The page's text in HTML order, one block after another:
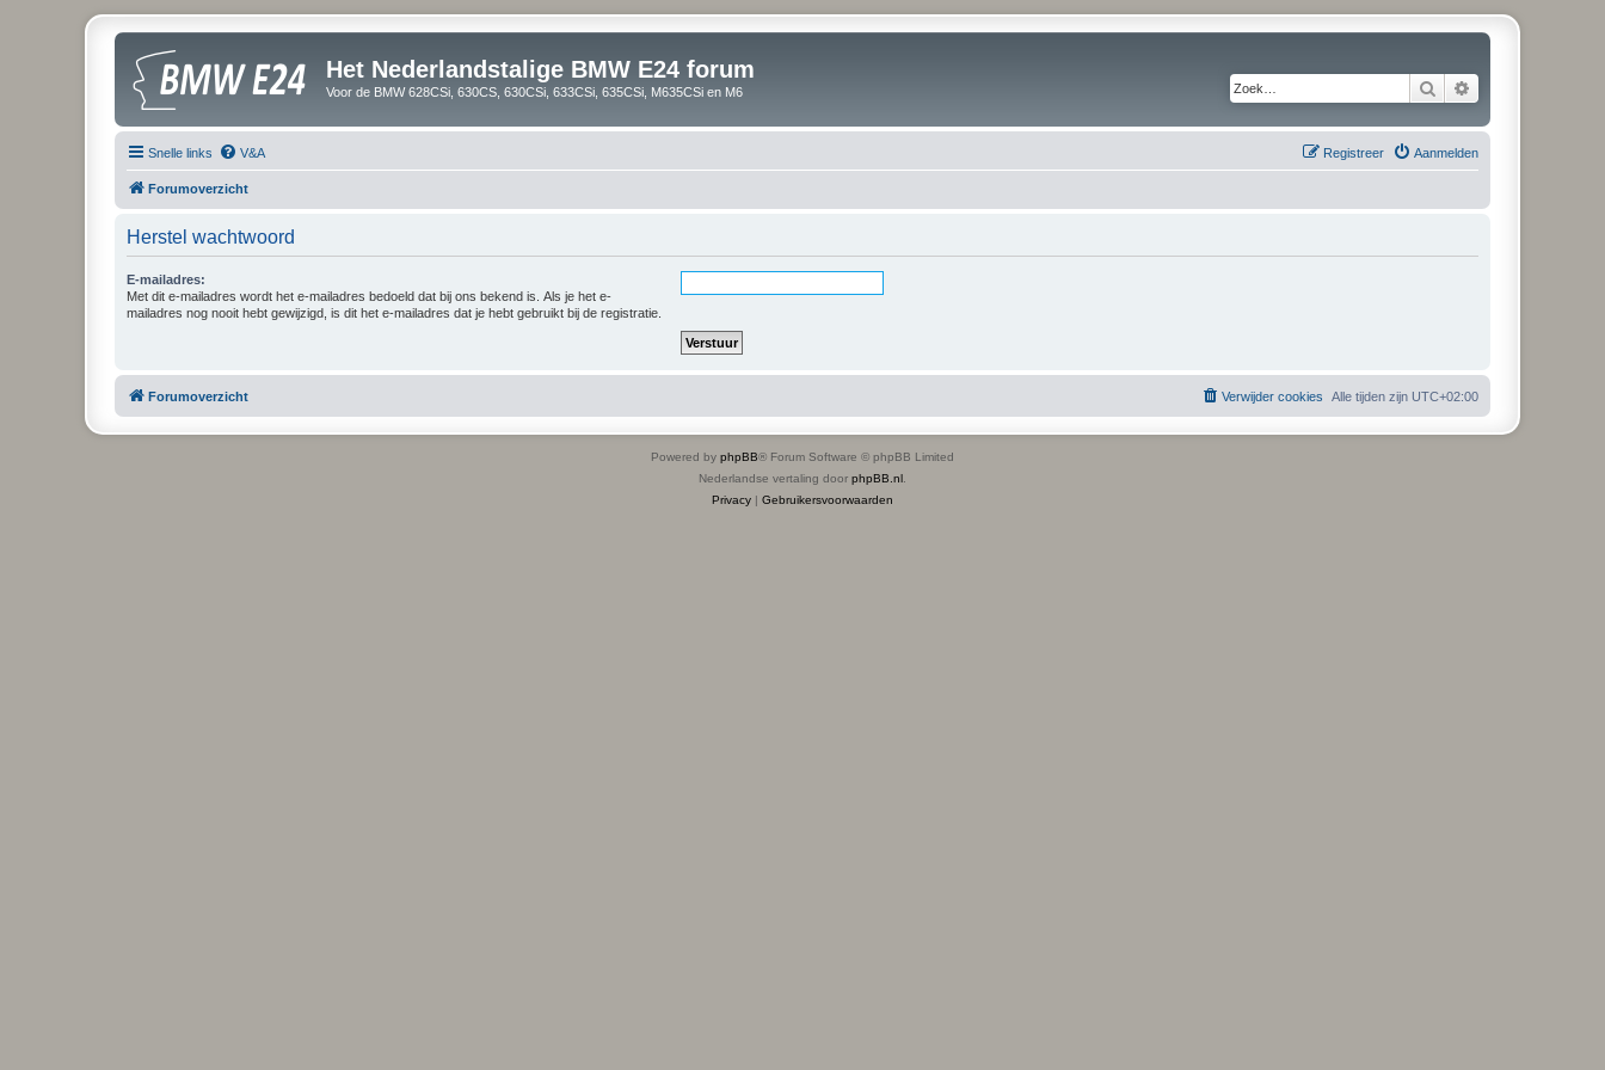
Het Nederlandstalige BMW E24 forum
Voor de BMW 628CSi, 630CS, 630CSi, 633CSi, 635CSi, M635CSi en M6 Zoek
Snelle links V&A Aanmelden
Registreer
Forumoverzicht
Herstel wachtwoord
E-mailadres:
Met dit e-mailadres wordt het e-mailadres bedoeld dat bij ons bekend is. Als je het e-
mailadres nog nooit hebt gewijzigd, is dit het e-mailadres dat je hebt gebruikt bij de registratie.
Forumoverzicht Alle tijden zijn UTC+02:00
Verwijder cookies
Powered by phpBB® Forum Software © phpBB Limited
Nederlandse vertaling door phpBB.nl
Privacy | Gebruikersvoorwaarden